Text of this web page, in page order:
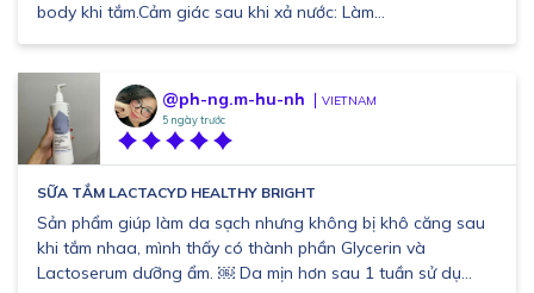
body khi tắm.Cảm giác sau khi xả nước: Làm...
@ph-ng.m-hu-nh VIETNAM
5 ngày trước
SỮA TẮM LACTACYD HEALTHY BRIGHT
Sản phẩm giúp làm da sạch nhưng không bị khô căng sau
khi tắm nhaa, mình thấy có thành phần Glycerin và
Lactoserum dưỡng ẩm. ￼ Da mịn hơn sau 1 tuần sử dụ...